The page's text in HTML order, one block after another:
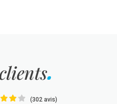
(302 avis)